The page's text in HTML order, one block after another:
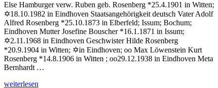
Else Hamburger verw. Ruben geb. Rosenberg *25.4.1901 in Witten;
✡18.10.1982 in Eindhoven Staatsangehörigkeit deutsch Vater Adolf
Alfred Rosenberg *25.10.1873 in Elberfeld; Issum; Bochum;
Eindhoven Mutter Josefine Bouscher *16.1.1871 in Issum;
✡2.11.1968 in Eindhoven Geschwister Hilde Rosenberg
*20.9.1904 in Witten; ✡in Eindhoven; oo Max Löwenstein Kurt
Rosenberg *14.8.1906 in Witten ; oo29.12.1938 in Eindhoven Meta
Bernhardt …
„Ruben
weiterlesen